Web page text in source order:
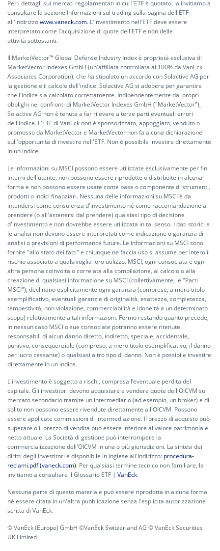
Per i dettagli sui mercati regolamentati in cui l'ETF è quotato, la invitiamo a
consultare la sezione Informazioni sul trading sulla pagina dell'ETF
all'indirizzowww.vaneck.com. L'investimento nell'ETF deve essere
interpretato come l'acquisizione di quote dell'ETF e non delle
attività sottostanti.
Il MarketVector™ Global Defense Industry Index è proprietà esclusiva di
MarketVector Indexes GmbH (un'affiliata controllata al 100% da VanEck
Associates Corporation), che ha stipulato un accordo con Solactive AG per
la gestione e il calcolo dell'indice. Solactive AG si adopera per garantire
che l'Indice sia calcolato correttamente. Indipendentemente dai propri
obblighi nei confronti di MarketVector Indexes GmbH ("MarketVector"),
Solactive AG non è tenuta a far rilevare a terze parti eventuali errori
dell'Indice. L'ETF di VanEck non è sponsorizzato, appoggiato, venduto o
promosso da MarketVector e MarketVector non fa alcuna dichiarazione
sull'opportunità di investire nell'ETF. Non è possibile investire direttamente
in un indice.
Le informazioni su MSCI possono essere utilizzate esclusivamente per fini
interni dell'utente, non possono essere riprodotte o distribuite in alcuna
forma e non possono essere usate come base o componente di strumenti,
prodotti o indici finanziari. Nessuna delle informazioni su MSCI è da
intendersi come consulenza d'investimento né come raccomandazione a
prendere (o all'astenersi dal prendere) qualsiasi tipo di decisione
d'investimento e non dovrebbe essere utilizzata in tal senso. I dati storici e
le analisi non devono essere interpretati come indicazione o garanzia di
analisi o previsioni di performance future. Le informazioni su MSCI sono
fornite "allo stato dei fatti" e chiunque ne faccia uso si assume per intero il
rischio associato a qualsivoglia loro utilizzo. MSCI, ogni consociata e ogni
altra persona coinvolta o correlata alla compilazione, al calcolo o alla
creazione di qualsiasi informazione su MSCI (collettivamente, le "Parti
MSCI"), declinano esplicitamente ogni garanzia (comprese, a mero titolo
esemplificativo, eventuali garanzie di originalità, esattezza, completezza,
tempestività, non violazione, commerciabilità e idoneità a un determinato
scopo) relativamente a tali informazioni. Fermo restando quanto precede,
in nessun caso MSCI o sue consociate potranno essere ritenute
responsabili di alcun danno diretto, indiretto, speciale, accidentale,
punitivo, consequenziale (compreso, a mero titolo esemplificativo, il danno
per lucro cessante) o qualsiasi altro tipo di danno. Non è possibile investire
direttamente in un indice.
L'investimento è soggetto a rischi, compresa l’eventuale perdita del
capitale. Gli investitori devono acquistare e vendere quote dell'OICVM sul
mercato secondario tramite un intermediario (ad esempio, un broker) e di
solito non possono essere rivendute direttamente all'OICVM. Possono
essere applicate commissioni di intermediazione. Il prezzo di acquisto può
superare o il prezzo di vendita può essere inferiore al valore patrimoniale
netto attuale. La Società di gestione può interrompere la
commercializzazione dell'OICVM in una o più giurisdizioni. La sintesi dei
diritti degli investitori è disponibile in inglese all'indirizzo: procedura-
reclami.pdf (vaneck.com). Per qualsiasi termine tecnico non familiare, la
invitiamo a consultare il Glossario ETF | VanEck.
Nessuna parte di questo materiale può essere riprodotta in alcuna forma
né essere citata in un'altra pubblicazione senza l'esplicita autorizzazione
scritta di VanEck.
© VanEck (Europe) GmbH ©VanEck Switzerland AG © VanEck Securities
UK Limited